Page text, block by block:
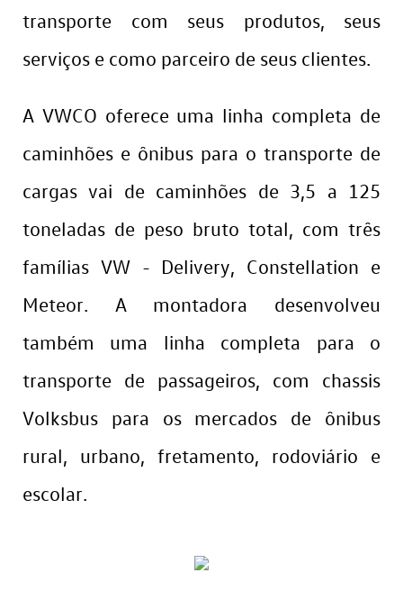
transporte com seus produtos, seus
serviços e como parceiro de seus clientes.
A VWCO oferece uma linha completa de
caminhões e ônibus para o transporte de
cargas vai de caminhões de 3,5 a 125
toneladas de peso bruto total, com três
famílias VW - Delivery, Constellation e
Meteor. A montadora desenvolveu
também uma linha completa para o
transporte de passageiros, com chassis
Volksbus para os mercados de ônibus
rural, urbano, fretamento, rodoviário e
escolar.